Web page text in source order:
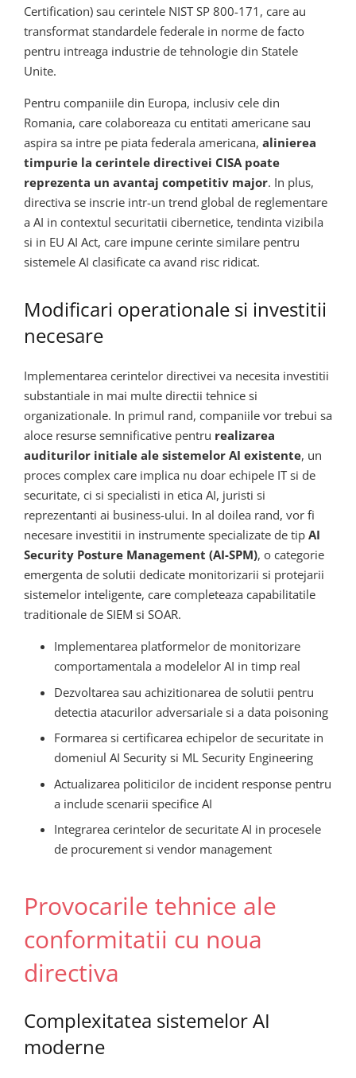
Certification) sau cerintele NIST SP 800-171, care au
transformat standardele federale in norme de facto
pentru intreaga industrie de tehnologie din Statele
Unite.
Pentru companiile din Europa, inclusiv cele din
Romania, care colaboreaza cu entitati americane sau
aspira sa intre pe piata federala americana, alinierea
timpurie la cerintele directivei CISA poate
reprezenta un avantaj competitiv major. In plus,
directiva se inscrie intr-un trend global de reglementare
a AI in contextul securitatii cibernetice, tendinta vizibila
si in EU AI Act, care impune cerinte similare pentru
sistemele AI clasificate ca avand risc ridicat.
Modificari operationale si investitii
necesare
Implementarea cerintelor directivei va necesita investitii
substantiale in mai multe directii tehnice si
organizationale. In primul rand, companiile vor trebui sa
aloce resurse semnificative pentru realizarea
auditurilor initiale ale sistemelor AI existente, un
proces complex care implica nu doar echipele IT si de
securitate, ci si specialisti in etica AI, juristi si
reprezentanti ai business-ului. In al doilea rand, vor fi
necesare investitii in instrumente specializate de tip AI
Security Posture Management (AI-SPM), o categorie
emergenta de solutii dedicate monitorizarii si protejarii
sistemelor inteligente, care completeaza capabilitatile
traditionale de SIEM si SOAR.
Implementarea platformelor de monitorizare
comportamentala a modelelor AI in timp real
Dezvoltarea sau achizitionarea de solutii pentru
detectia atacurilor adversariale si a data poisoning
Formarea si certificarea echipelor de securitate in
domeniul AI Security si ML Security Engineering
Actualizarea politicilor de incident response pentru
a include scenarii specifice AI
Integrarea cerintelor de securitate AI in procesele
de procurement si vendor management
Provocarile tehnice ale
conformitatii cu noua
directiva
Complexitatea sistemelor AI
moderne